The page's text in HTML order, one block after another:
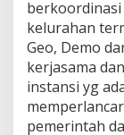
h
a
n
L
e
a
t
kelurahan
Geo, Demo
kerjasama
instansi yg
pemerintah